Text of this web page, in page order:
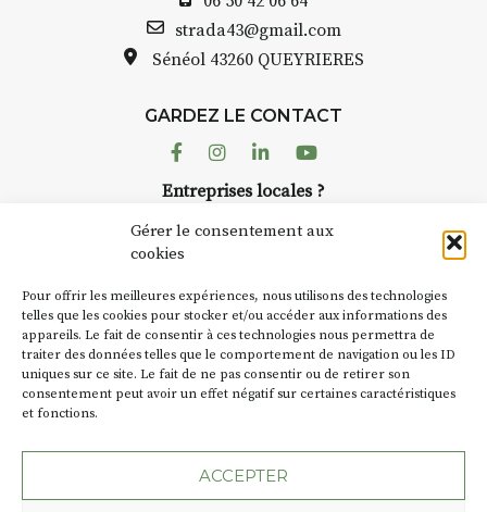
Gérer le consentement aux
cookies
Pour offrir les meilleures expériences, nous utilisons des technologies
telles que les cookies pour stocker et/ou accéder aux informations des
appareils. Le fait de consentir à ces technologies nous permettra de
traiter des données telles que le comportement de navigation ou les ID
uniques sur ce site. Le fait de ne pas consentir ou de retirer son
consentement peut avoir un effet négatif sur certaines caractéristiques
et fonctions.
ACCEPTER
strada43@gmail.com
Sénéol 43260 QUEYRIERES
GARDEZ LE CONTACT
FacebookInstagram
LinkedinYoutube
Entreprises locales ?
Suivez toute l'actu de Strada